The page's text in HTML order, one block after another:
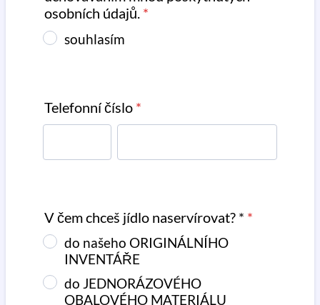
osobních údajů. *
souhlasím
Telefonní číslo *
V čem chceš jídlo naservírovat? * *
do našeho ORIGINÁLNÍHO
INVENTÁŘE
do JEDNORÁZOVÉHO
OBALOVÉHO MATERIÁLU